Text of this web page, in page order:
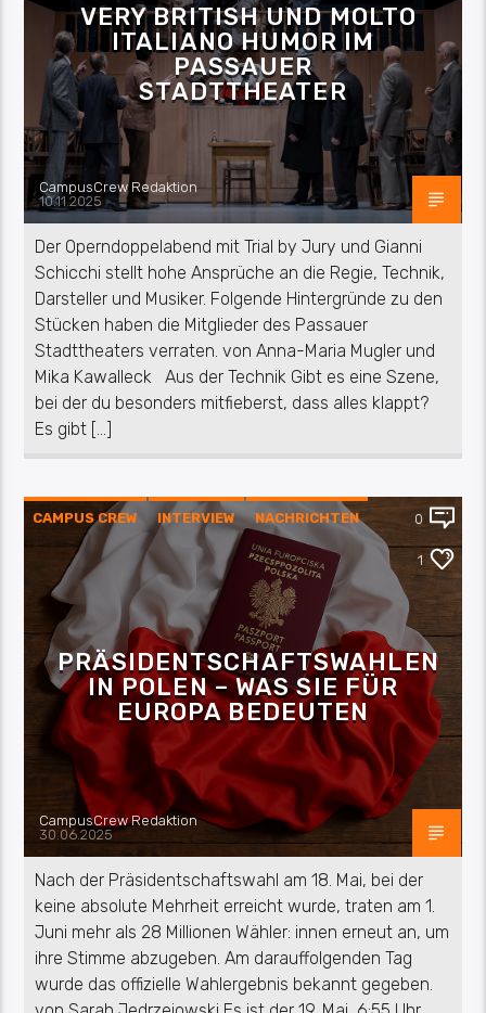
VERY BRITISH UND MOLTO
ITALIANO HUMOR IM
PASSAUER
STADTTHEATER
CampusCrew Redaktion
10.11.2025
Der Operndoppelabend mit Trial by Jury und Gianni
Schicchi stellt hohe Ansprüche an die Regie, Technik,
Darsteller und Musiker. Folgende Hintergründe zu den
Stücken haben die Mitglieder des Passauer
Stadttheaters verraten. von Anna-Maria Mugler und
Mika Kawalleck Aus der Technik Gibt es eine Szene,
bei der du besonders mitfieberst, dass alles klappt?
Es gibt […]
CAMPUS CREW INTERVIEW NACHRICHTEN
POLITIK
0
1
PRÄSIDENTSCHAFTSWAHLEN
IN POLEN – WAS SIE FÜR
EUROPA BEDEUTEN
CampusCrew Redaktion
30.06.2025
Nach der Präsidentschaftswahl am 18. Mai, bei der
keine absolute Mehrheit erreicht wurde, traten am 1.
Juni mehr als 28 Millionen Wähler: innen erneut an, um
ihre Stimme abzugeben. Am darauffolgenden Tag
wurde das offizielle Wahlergebnis bekannt gegeben.